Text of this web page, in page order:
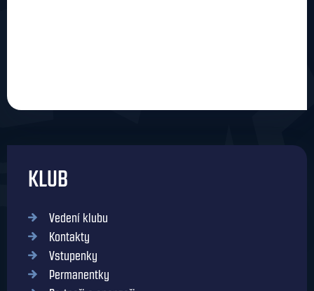
KLUB
Vedení klubu
Kontakty
Vstupenky
Permanentky